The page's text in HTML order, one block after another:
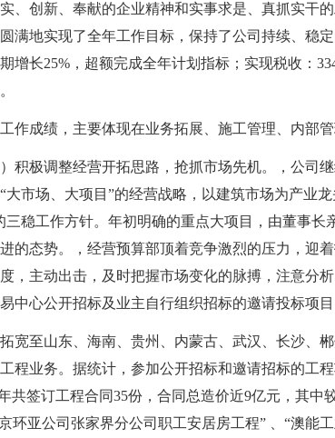
、创新、奉献的企业精神和实事求是、真抓实干
满地实现了全年工作目标，保持了公司持续、稳
增长25%，超额完成全年计划指标；实现税收：
作成绩，主要体现在业务拓展、施工管理、内部
）积极调整经营开拓思路，抢抓市场先机。，公司
大市场、大项目”的经营战略，以建筑市场为产业
三稳工作方针。年初明确的重点大项目，由董事
的态势。，经营预算部顶着竞争激烈的压力，迎
，主动出击，及时把握市场变化的脉搏，注意分
中心公开招标及业主自行组织招标的邀请投标项
宽至山东、海南、贵州、内蒙古、武汉、长沙、
程业务。据统计，参加公开招标和邀请招标的工
共签订工程合同35份，合同总造价近9亿元，其中
环亚公司张家界分公司职工安居房工程” 、“澳能